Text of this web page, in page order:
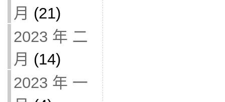
月 (21)
2023 年 二
月 (14)
2023 年 一